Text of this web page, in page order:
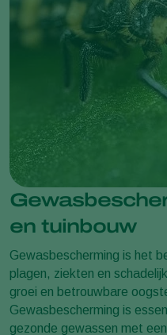
en tuinbouw
Gewasbescherming is het
plagen, ziekten en
groei en betrouwbare
Gewasbescherming is
gezonde gewassen met